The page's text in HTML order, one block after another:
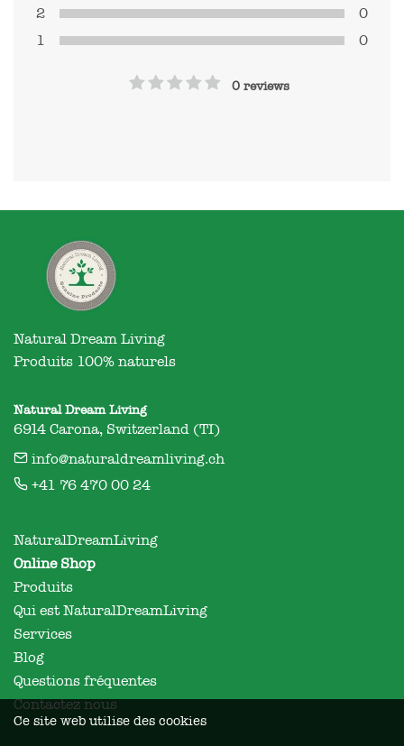
2
0
1
0
0 reviews
Natural Dream Living
Produits 100% naturels
Natural Dream Living
6914 Carona, Switzerland (TI)
info@naturaldreamliving.ch
+41 76 470 00 24
NaturalDreamLiving
Online Shop
Produits
Qui est NaturalDreamLiving
Services
Blog
Questions fréquentes
Contactez nous
Ce site web utilise des cookies